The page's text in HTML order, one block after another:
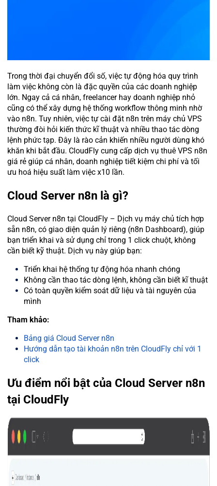
Trong thời đại chuyển đổi số, việc tự động hóa quy trình
làm việc không còn là đặc quyền của các doanh nghiệp
lớn. Ngay cả cá nhân, freelancer hay doanh nghiệp nhỏ
cũng có thể xây dựng hệ thống workflow thông minh nhờ
vào n8n. Tuy nhiên, việc tự cài đặt n8n trên máy chủ VPS
thường đòi hỏi kiến thức kĩ thuật và nhiều thao tác dòng
lệnh phức tạp. Đây là rào cản khiến nhiều người dùng khó
khăn khi bắt đầu. CloudFly cung cấp dịch vụ thuê VPS n8n
giá rẻ giúp cá nhân, doanh nghiệp tiết kiệm chi phí và tối
ưu hoá hiệu suất làm việc x10 lần.
Cloud Server n8n là gì?
Cloud Server n8n tại CloudFly – Dịch vụ máy chủ tích hợp
sẵn n8n, có giao diện quản lý riêng (n8n Dashboard), giúp
bạn triển khai và sử dụng chỉ trong 1 click chuột, không
cần biết kỹ thuật. Dịch vụ này giúp bạn:
Triển khai hệ thống tự động hóa nhanh chóng
Không cần thao tác dòng lệnh, không cần biết kĩ thuật
Có toàn quyền kiểm soát dữ liệu và tài nguyên của
mình
Tham khảo:
Bảng giá Cloud Server n8n
Hướng dẫn tạo tài khoản n8n trên CloudFly chỉ với 1
click
Ưu điểm nổi bật của Cloud Server n8n
tại CloudFly